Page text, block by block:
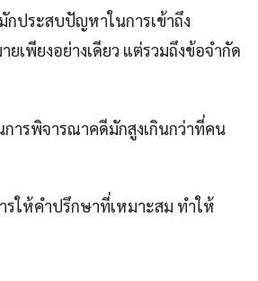
ประสบปัญหาในการเข้าถึง
เพียงอย่างเดียว แต่รวมถึงข้อจำกัด
ารพิจารณาคดีมักสูงเกินกว่าที่คน
ให้คำปรึกษาที่เหมาะสม ทำให้